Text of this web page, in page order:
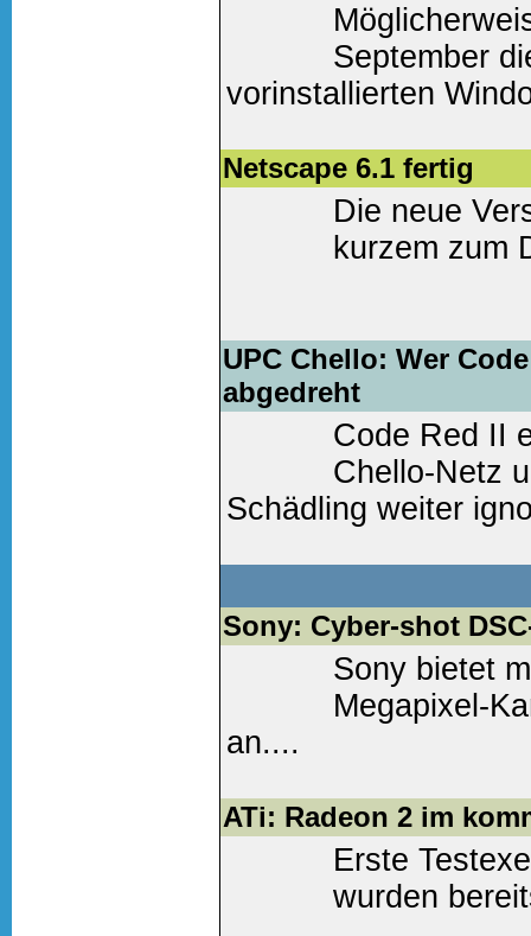
September
vorinstallierten
Weiter lesen(0
Netscape 6.1 fertig
Die neue
kurzem zum
UPC Chello: Wer
abgedreht
Code Red II
Chello-Netz
Schädling weiter
Weiter lesen(0
Sony: Cyber-shot
Sony bietet
Megapixel-
an....
Weiter lesen(0
ATi: Radeon 2 im
Erste
wurden